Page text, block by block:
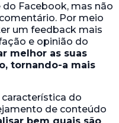
Facebook, mas não
Por meio
um feedback mais
e opinião do
melhor as suas
tornando-a mais
característica do
de conteúdo
bem quais são